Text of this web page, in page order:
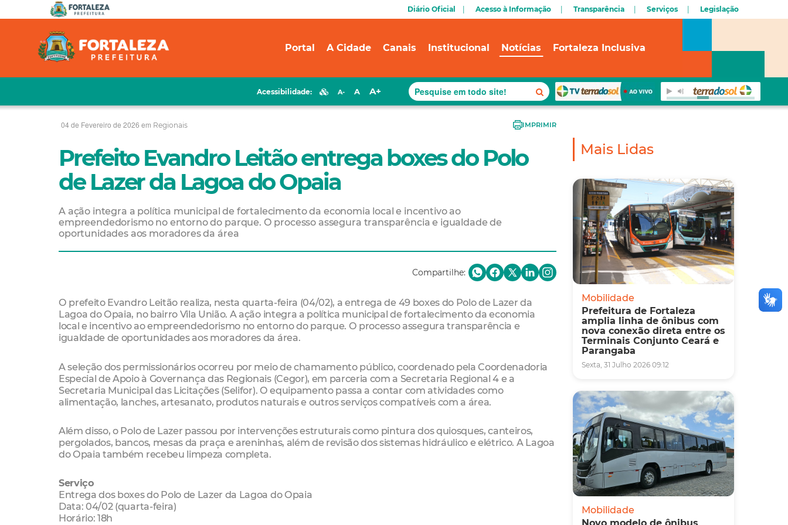
Diário Oficial Acesso à Informação Transparência Serviços Legislação
Portal A Cidade Canais Institucional Notícias Fortaleza Inclusiva
Acessibilidade: A- A A+
04 de Fevereiro de 2026 em Regionais IMPRIMIR
Prefeito Evandro Leitão entrega boxes do Polo
de Lazer da Lagoa do Opaia
A ação integra a política municipal de fortalecimento da economia local e incentivo ao
empreendedorismo no entorno do parque. O processo assegura transparência e igualdade de
oportunidades aos moradores da área
Compartilhe:
O prefeito Evandro Leitão realiza, nesta quarta-feira (04/02), a entrega de 49 boxes do Polo de Lazer da
Lagoa do Opaia, no bairro Vila União. A ação integra a política municipal de fortalecimento da economia
local e incentivo ao empreendedorismo no entorno do parque. O processo assegura transparência e
igualdade de oportunidades aos moradores da área.
A seleção dos permissionários ocorreu por meio de chamamento público, coordenado pela Coordenadoria
Especial de Apoio à Governança das Regionais (Cegor), em parceria com a Secretaria Regional 4 e a
Secretaria Municipal das Licitações (Selifor). O equipamento passa a contar com atividades como
alimentação, lanches, artesanato, produtos naturais e outros serviços compatíveis com a área.
Além disso, o Polo de Lazer passou por intervenções estruturais como pintura dos quiosques, canteiros,
pergolados, bancos, mesas da praça e areninhas, além de revisão dos sistemas hidráulico e elétrico. A Lagoa
do Opaia também recebeu limpeza completa.
Serviço
Entrega dos boxes do Polo de Lazer da Lagoa do Opaia
Data: 04/02 (quarta-feira)
Horário: 18h
Mais Lidas
Mobilidade
Prefeitura de Fortaleza
amplia linha de ônibus com
nova conexão direta entre os
Terminais Conjunto Ceará e
Parangaba
Sexta, 31 Julho 2026 09:12
Mobilidade